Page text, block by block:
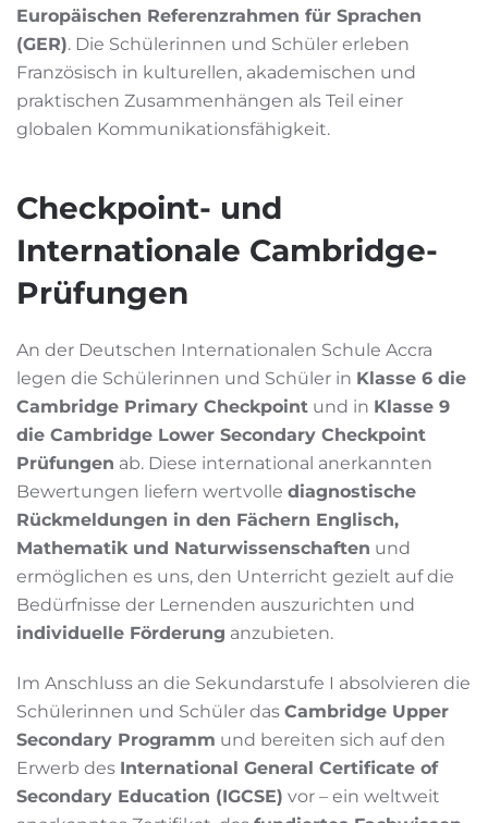
Europäischen Referenzrahmen für Sprachen
(GER). Die Schülerinnen und Schüler erleben
Französisch in kulturellen, akademischen und
praktischen Zusammenhängen als Teil einer
globalen Kommunikationsfähigkeit.
Checkpoint- und
Internationale Cambridge-
Prüfungen
An der Deutschen Internationalen Schule Accra
legen die Schülerinnen und Schüler in Klasse 6 die
Cambridge Primary Checkpoint und in Klasse 9
die Cambridge Lower Secondary Checkpoint
Prüfungen ab. Diese international anerkannten
Bewertungen liefern wertvolle diagnostische
Rückmeldungen in den Fächern Englisch,
Mathematik und Naturwissenschaften und
ermöglichen es uns, den Unterricht gezielt auf die
Bedürfnisse der Lernenden auszurichten und
individuelle Förderung anzubieten.
Im Anschluss an die Sekundarstufe I absolvieren die
Schülerinnen und Schüler das Cambridge Upper
Secondary Programm und bereiten sich auf den
Erwerb des International General Certificate of
Secondary Education (IGCSE) vor – ein weltweit